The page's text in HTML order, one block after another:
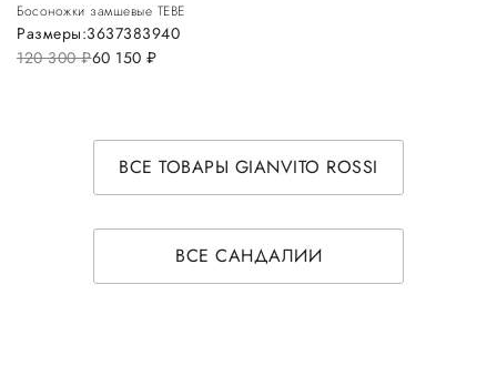
Босоножки замшевые TEBE
120 300руб.60 150 руб.
Размеры:3637383940
ВСЕ ТОВАРЫ GIANVITO ROSSI
ВСЕ САНДАЛИИ